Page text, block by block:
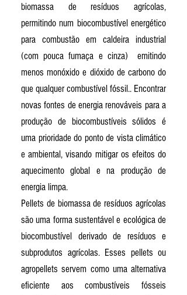
biomassa de resíduos agrícolas,
permitindo num biocombustível energético
para combustão em caldeira industrial
(com pouca fumaça e cinza) emitindo
menos monóxido e dióxido de carbono do
que qualquer combustível fóssil.. Encontrar
novas fontes de energia renováveis para a
produção de biocombustíveis sólidos é
uma prioridade do ponto de vista climático
e ambiental, visando mitigar os efeitos do
aquecimento global e na produção de
energia limpa.
Pellets de biomassa de resíduos agrícolas
são uma forma sustentável e ecológica de
biocombustível derivado de resíduos e
subprodutos agrícolas. Esses pellets ou
agropellets servem como uma alternativa
eficiente aos combustíveis fósseis